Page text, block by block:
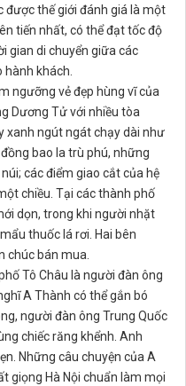
được thế giới đánh giá là một
tiến nhất, có thể đạt tốc độ
gian di chuyển giữa các
hành khách.
ngưỡng vẻ đẹp hùng vĩ của
Dương Tử với nhiều tòa
xanh ngút ngát chạy dài như
bao la trù phú, những
các điểm giao cắt của hệ
chiều. Tại các thành phố
dọn, trong khi người nhặt
thuốc lá rơi. Hai bên
chúc bán mua.
Tô Châu là người đàn ông
A Thành có thể gắn bó
người đàn ông Trung Quốc
chiếc răng khểnh. Anh
Những câu chuyện của A
giọng Hà Nội chuẩn làm mọi